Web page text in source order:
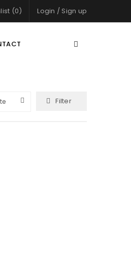
Login / Sign up
(0)
Filter